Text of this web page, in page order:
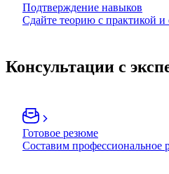
Подтверждение навыков
Сдайте теорию с практикой и
Консультации с
Готовое резюме
Составим профессиональное